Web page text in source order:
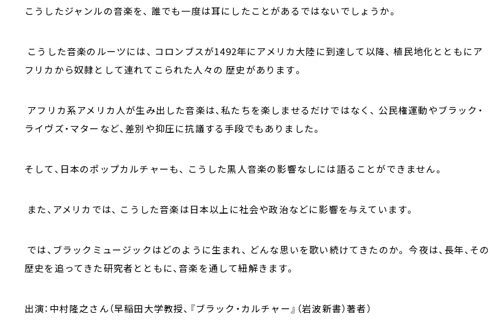
こうしたジャンルの音楽を、 誰でも一度は耳にしたことがあるではないでしょうか。
こうした音楽のルーツには、 コロンブスが1492年にアメリカ大陸に到達して以降、 植民地化とともにア
フリカから奴隷として連れてこられた人々の 歴史があります。
アフリカ系アメリカ人が生み出した音楽は、私たちを楽しませるだけではなく、 公民権運動やブラック・
ライヴズ・マターなど、差別や抑圧に抗議する手段でもありました。
そして、日本のポップカルチャーも、 こうした黒人音楽の影響なしには語ることができません。
また、アメリカでは、 こうした音楽は日本以上に社会や政治などに影響を与えています。
では、ブラックミュージックはどのように生まれ、 どんな思いを歌い続けてきたのか。 今夜は、長年、その
歴史を追ってきた研究者とともに、音楽を通して紐解きます。
出演：中村隆之さん（早稲田大学教授、『ブラック・カルチャー』（岩波新書）著者）